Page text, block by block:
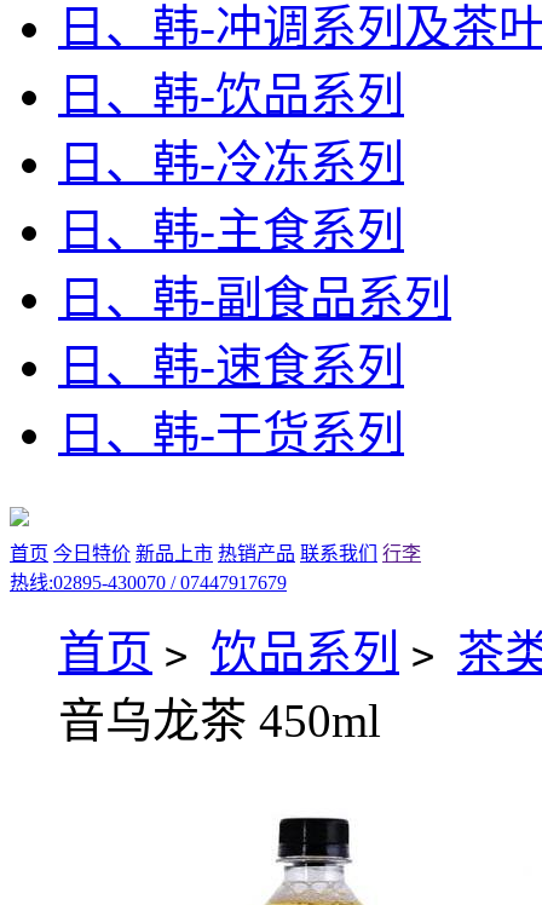
日、韩-冲调系列及茶
日、韩-饮品系列
日、韩-冷冻系列
日、韩-主食系列
日、韩-副食品系列
日、韩-速食系列
日、韩-干货系列
首页 今日特价 新品上市 热销产品 联系我们
行李
热线:02895-430070 / 07447917679
首页 > 饮品系列 > 茶
音乌龙茶 450ml